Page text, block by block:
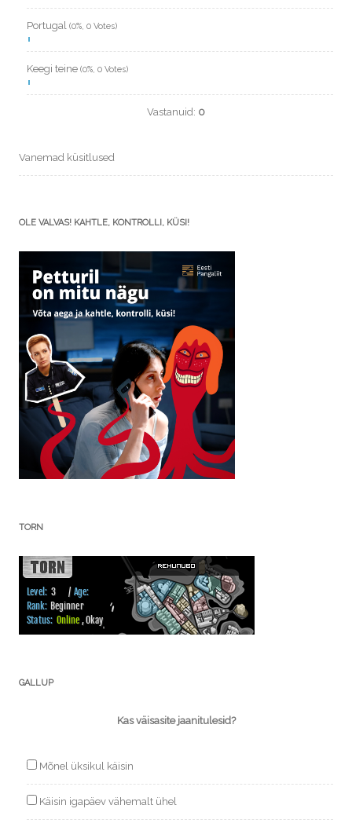
Portugal (0%, 0 Votes)
Keegi teine (0%, 0 Votes)
Vastanuid: 0
Vanemad küsitlused
OLE VALVAS! KAHTLE, KONTROLLI, KÜSI!
TORN
GALLUP
Kas väisasite jaanitulesid?
Mõnel üksikul käisin
Käisin igapäev vähemalt ühel